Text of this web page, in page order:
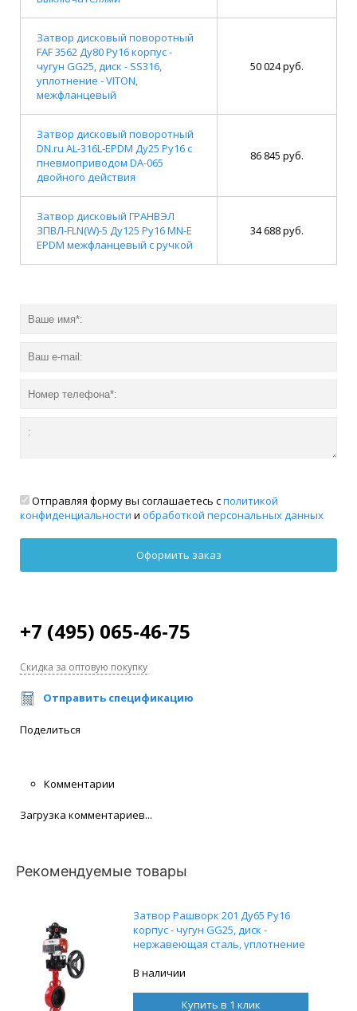
Затвор дисковый поворотный
FAF 3562 Ду80 Ру16 корпус -
чугун GG25, диск - SS316,
уплотнение - VITON,
межфланцевый
50 024 руб.
Затвор дисковый поворотный
DN.ru AL-316L-EPDM Ду25 Ру16 с
пневмоприводом DA-065
двойного действия
86 845 руб.
Затвор дисковый ГРАНВЭЛ
ЗПВЛ-FLN(W)-5 Ду125 Ру16 MN-E
EPDM межфланцевый с ручкой
34 688 руб.
Отправляя форму вы соглашаетесь сполитикой
конфиденциальности и обработкой персональных данных
+7 (495) 065-46-75
Скидка за оптовую покупку
Отправить спецификацию
Поделиться
Комментарии
Загрузка комментариев...
Рекомендуемые товары
Затвор Рашворк 201 Ду65 Ру16
корпус - чугун GG25, диск -
нержавеющая сталь, уплотнение
052, пневмораспределителем
выключателей APL-210N и ручным
В наличии
Купить в 1 клик